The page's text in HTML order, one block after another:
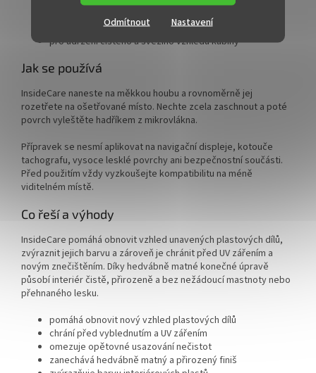
Nastavení
Odmítnout
pro péči o nelakované plasty v interiéru
pro pravidelnou ochranu před UV zářením
pro udržení čistého a svěžího vzhledu kabiny
Jak se používá
InsideCare naneste na měkkou houbu a rovnoměrně jej
rozetřete na ošetřované místo. Nechte zcela zaschnout a poté
povrch vyleštěte hadříkem z mikrovlákna.
Přípravek se nesmí aplikovat na navigační displeje, kotouče
tachografu, vysoce lesklé povrchy ani bezpečnostní součásti.
Před použitím vždy vyzkoušejte kompatibilitu na méně
viditelném místě.
Co řeší a výhody
InsideCare pomáhá obnovit vzhled unavených plastových dílů,
zvýraznit jejich barvu a zároveň je chránit před UV zářením a
novým znečištěním. Díky hedvábně matné konečné úpravě
působí interiér čistě, přirozeně a bez nežádoucí mastnoty nebo
přehnaného lesku.
pomáhá obnovit nový vzhled plastových dílů
chrání před vyblednutím a UV zářením
omezuje opětovné usazování nečistot
zanechává hedvábně matný a přirozený finiš